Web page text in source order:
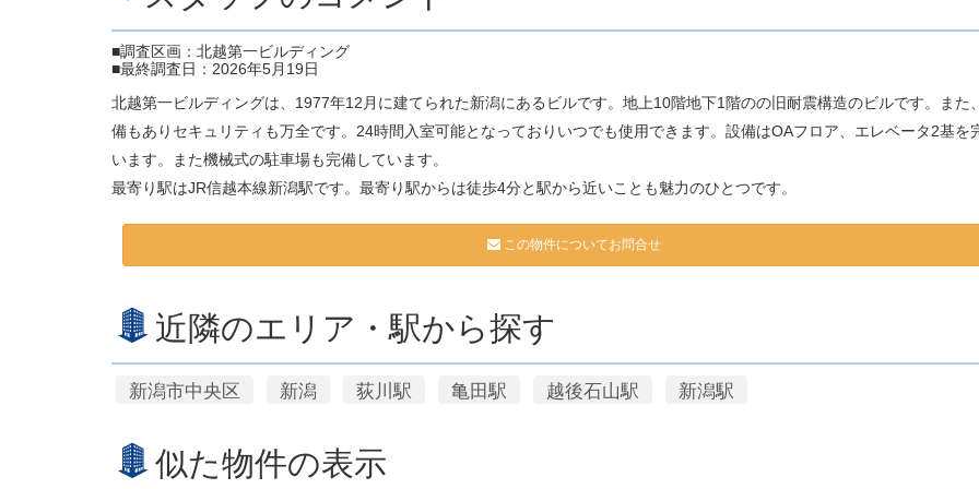
■調査区画：北越第一ビルディング
■最終調査日：2026年5月19日
北越第一ビルディングは、1977年12月に建てられた新潟にあるビルです。地上10階地下1階のの旧耐震構造のビルです。また
備もありセキュリティも万全です。24時間入室可能となっておりいつでも使用できます。設備はOAフロア、エレベータ2基を
います。また機械式の駐車場も完備しています。
最寄り駅はJR信越本線新潟駅です。最寄り駅からは徒歩4分と駅から近いことも魅力のひとつです。
この物件についてお問合せ
近隣のエリア・駅から探す
新潟市中央区 新潟 荻川駅 亀田駅 越後石山駅 新潟駅
似た物件の表示